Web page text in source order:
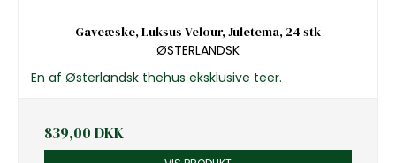
Gaveæske, Luksus Velour, Juletema, 24 stk
ØSTERLANDSK
En af Østerlandsk thehus eksklusive teer.
839,00 DKK